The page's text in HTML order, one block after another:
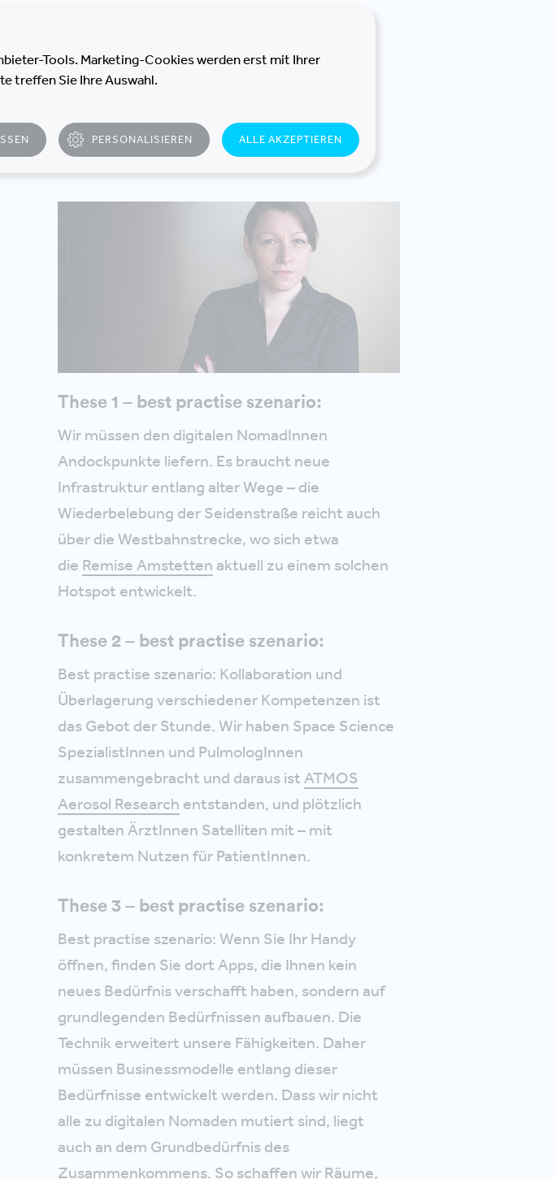
und Objekte? Zur Anregung
undKai-Uwe Reisner
These 1 – best practise szenario:
Wir müssen den digitalen NomadInnen
Andockpunkte liefern. Es braucht neue
Infrastruktur entlang alter Wege – die
Wiederbelebung der Seidenstraße reicht auch
über die Westbahnstrecke, wo sich etwa
die Remise Amstetten aktuell zu einem solchen
Hotspot entwickelt.
These 2 – best practise szenario:
Best practise szenario: Kollaboration und
Überlagerung verschiedener Kompetenzen ist
das Gebot der Stunde. Wir haben Space Science
SpezialistInnen und PulmologInnen
zusammengebracht und daraus ist ATMOS
Aerosol Research entstanden, und plötzlich
gestalten ÄrztInnen Satelliten mit – mit
konkretem Nutzen für PatientInnen.
These 3 – best practise szenario:
Best practise szenario: Wenn Sie Ihr Handy
öffnen, finden Sie dort Apps, die Ihnen kein
neues Bedürfnis verschafft haben, sondern auf
grundlegenden Bedürfnissen aufbauen. Die
Technik erweitert unsere Fähigkeiten. Daher
müssen Businessmodelle entlang dieser
Bedürfnisse entwickelt werden. Dass wir nicht
alle zu digitalen Nomaden mutiert sind, liegt
auch an dem Grundbedürfnis des
Zusammenkommens. So schaffen wir Räume,
Tools. Marketing-Cookies werden erst mit Ihrer
treffen Sie Ihre Auswahl.
PERSONALISIEREN ALLE AKZEPTIEREN